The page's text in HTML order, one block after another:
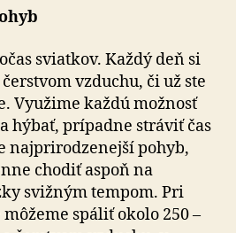
sviatkov. Každý deň si
vzduchu, či už ste
Využime každú možnosť
hýbať, prípadne stráviť čas
najprirodzenejší pohyb,
chodiť aspoň na
svižným tempom. Pri
spáliť okolo 250 –